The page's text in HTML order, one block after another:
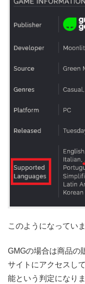
このようになっていま
GMGの場合は商品の
サイトにアクセスし
能という判定になりま